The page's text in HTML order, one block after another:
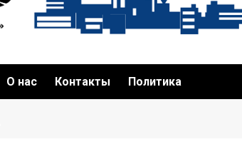
О нас Контакты Политика